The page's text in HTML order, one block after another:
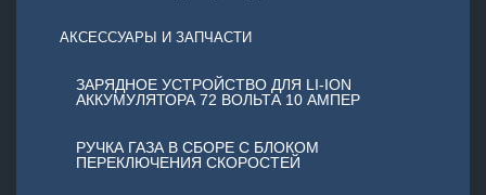
АКСЕССУАРЫ И ЗАПЧАСТИ
ЗАРЯДНОЕ УСТРОЙСТВО ДЛЯ LI-ION
АККУМУЛЯТОРА 72 ВОЛЬТА 10 АМПЕР
РУЧКА ГАЗА В СБОРЕ С БЛОКОМ
ПЕРЕКЛЮЧЕНИЯ СКОРОСТЕЙ